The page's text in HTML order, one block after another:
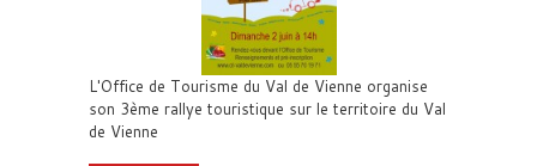
L'Office de Tourisme du Val de Vienne organise
son 3ème rallye touristique sur le territoire du Val
de Vienne